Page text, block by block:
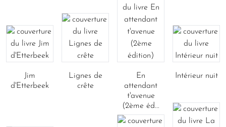
Jim
d'Etterbeek
Lignes de
crête
En
attendant
t'avenue
(2ème éd...
Intérieur nuit